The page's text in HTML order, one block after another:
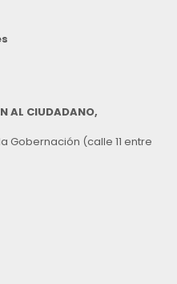
AL CIUDADANO,
Gobernación (calle 11 entre